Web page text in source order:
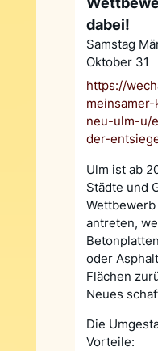
dabei!
Samstag
Oktober 31
https://
neu-ulm-u/
der-
Ulm ist ab
Städte und
antreten,
oder
Flächen
Neues
Die
Vorteile: